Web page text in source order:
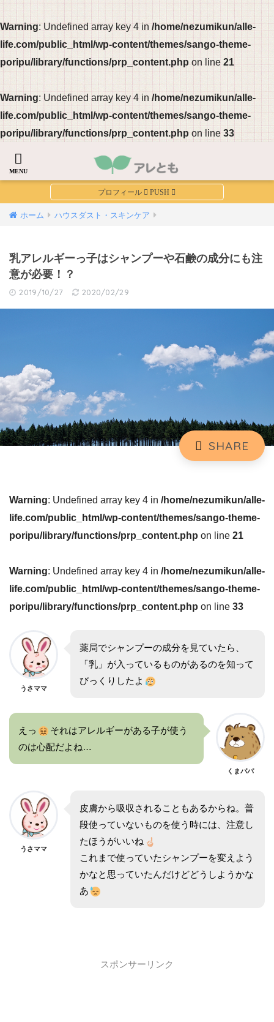
Warning: Undefined array key 4 in /home/nezumikun/alle-
life.com/public_html/wp-content/themes/sango-theme-
poripu/library/functions/prp_content.php on line 21
Warning: Undefined array key 4 in /home/nezumikun/alle-
life.com/public_html/wp-content/themes/sango-theme-
poripu/library/functions/prp_content.php on line 33
ホーム ハウスダスト・スキンケア
乳アレルギーっ子はシャンプーや石鹸の成分にも注
意が必要！？
2019/10/27 2020/02/29
Warning: Undefined array key 4 in /home/nezumikun/alle-
life.com/public_html/wp-content/themes/sango-theme-
poripu/library/functions/prp_content.php on line 21
Warning: Undefined array key 4 in /home/nezumikun/alle-
life.com/public_html/wp-content/themes/sango-theme-
poripu/library/functions/prp_content.php on line 33
うさママ
薬局でシャンプーの成分を見ていたら、
「乳」が入っているものがあるのを知って
びっくりしたよ
えっ
それはアレルギーがある子が使う
のは心配だよね…
くまパパ
うさママ
皮膚から吸収されることもあるからね。普
段使っていないものを使う時には、注意し
たほうがいいね
これまで使っていたシャンプーを変えよう
かなと思っていたんだけどどうしようかな
あ
スポンサーリンク